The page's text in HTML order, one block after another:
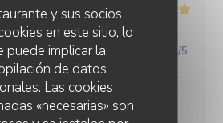
y sus socios
en este sitio, lo
puede implicar la
de datos
Las cookies
«necesarias» son
2
:5/5 Menú:5/5 Calidad / Precio /5
de bediening was geweldig ☺️